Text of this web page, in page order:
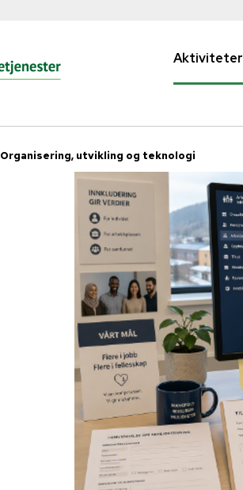
Aktiviteter
Organisering, utvikling og teknologi